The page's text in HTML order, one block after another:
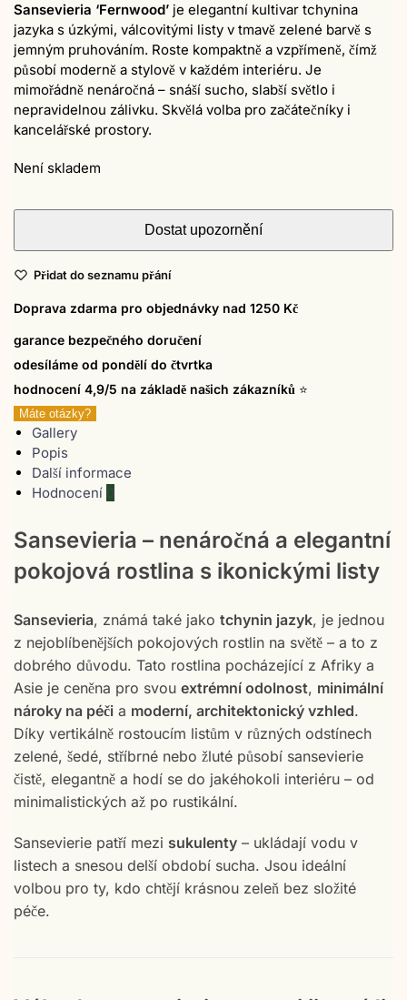
Sansevieria ‘Fernwood’ je elegantní kultivar tchynina
jazyka s úzkými, válcovitými listy v tmavě zelené barvě s
jemným pruhováním. Roste kompaktně a vzpřímeně, čímž
působí moderně a stylově v každém interiéru. Je
mimořádně nenáročná – snáší sucho, slabší světlo i
nepravidelnou zálivku. Skvělá volba pro začátečníky i
kancelářské prostory.
Není skladem
Přidat do seznamu přání
Doprava zdarma pro objednávky nad 1250 Kč
garance bezpečného doručení
odesíláme od pondělí do čtvrtka
hodnocení 4,9/5 na základě našich zákazníků ⭐
Máte otázky?
Gallery
Popis
Další informace
Hodnocení 0
Sansevieria – nenáročná a elegantní
pokojová rostlina s ikonickými listy
Sansevieria, známá také jako tchynin jazyk, je jednou
z nejoblíbenějších pokojových rostlin na světě – a to z
dobrého důvodu. Tato rostlina pocházející z Afriky a
Asie je ceněna pro svou extrémní odolnost, minimální
nároky na péči a moderní, architektonický vzhled.
Díky vertikálně rostoucím listům v různých odstínech
zelené, šedé, stříbrné nebo žluté působí sansevierie
čistě, elegantně a hodí se do jakéhokoli interiéru – od
minimalistických až po rustikální.
Sansevierie patří mezi sukulenty – ukládají vodu v
listech a snesou delší období sucha. Jsou ideální
volbou pro ty, kdo chtějí krásnou zeleň bez složité
péče.